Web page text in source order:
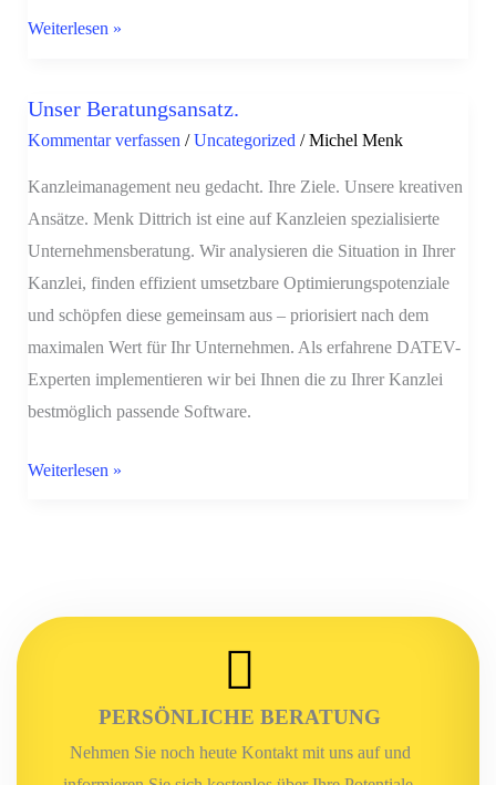
Weiterlesen »
Unser Beratungsansatz.
Kommentar verfassen /Uncategorized /Michel Menk
Kanzleimanagement neu gedacht. Ihre Ziele. Unsere kreativen
Ansätze. Menk Dittrich ist eine auf Kanzleien spezialisierte
Unternehmensberatung. Wir analysieren die Situation in Ihrer
Kanzlei, finden effizient umsetzbare Optimierungspotenziale
und schöpfen diese gemeinsam aus – priorisiert nach dem
maximalen Wert für Ihr Unternehmen. Als erfahrene DATEV-
Experten implementieren wir bei Ihnen die zu Ihrer Kanzlei
bestmöglich passende Software.
Unser
Beratungsansatz.
Weiterlesen »
PERSÖNLICHE BERATUNG
Nehmen Sie noch heute Kontakt mit uns auf und